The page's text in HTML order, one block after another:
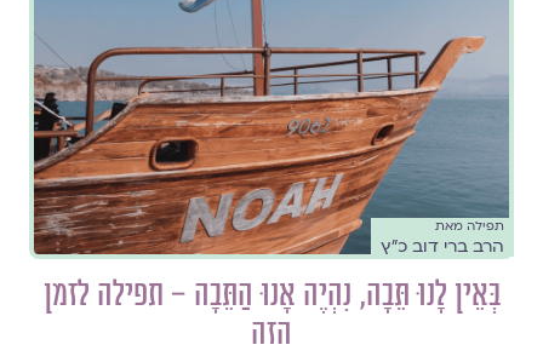
תפילה מאת
הרב ברי דוב כ״ץ
בְּאֵין לָנוּ תֵּבָה, נִהְיֶה אָנוּ הַתֵּבָה – תפילה לזמן
הזה